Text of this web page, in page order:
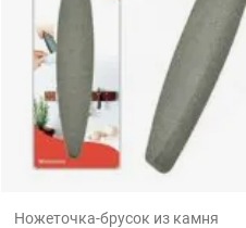
Ножеточка-брусок из камня